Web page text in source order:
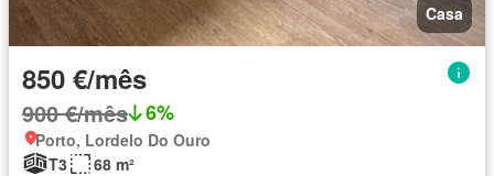
Casa
850 €/mês
900 €/mês 6%
Porto, Lordelo Do Ouro
T3
68 m²